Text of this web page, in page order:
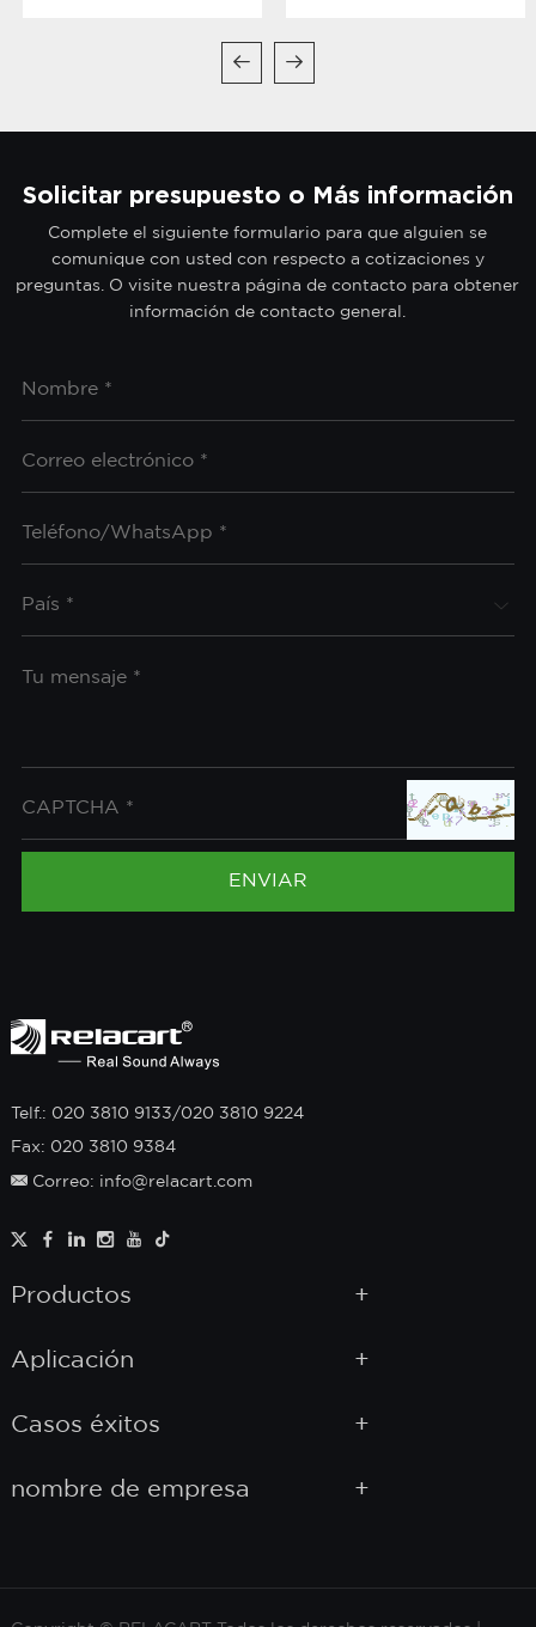
Solicitar presupuesto o Más información
Complete el siguiente formulario para que alguien se
comunique con usted con respecto a cotizaciones y
preguntas. O visite nuestra página de contacto para obtener
información de contacto general.
Telf.: 020 3810 9133/020 3810 9224
Fax: 020 3810 9384
Correo: info@relacart.com
Productos
Aplicación
Casos éxitos
nombre de empresa